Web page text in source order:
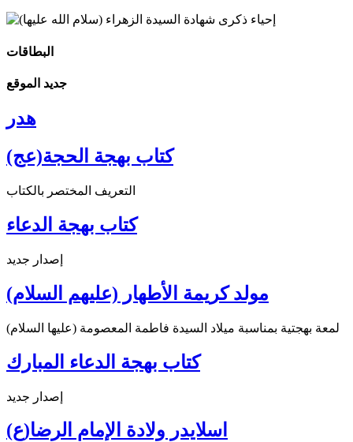
البطاقات
جديد الموقع
هدر
كتاب بهجة الحجة(عج)
التعريف المختصر بالكتاب
كتاب بهجة الدعاء
إصدار جديد
مولد كريمة الأطهار (عليهم السلام)
لمعة بهجتية بمناسبة ميلاد السيدة فاطمة المعصومة (عليها السلام)
كتاب بهجة الدعاء المبارك
إصدار جديد
اسلايدر ولادة الإمام الرضا(ع)